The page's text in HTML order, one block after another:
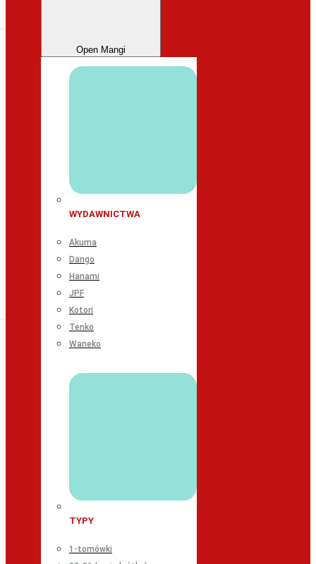
Open Mangi
WYDAWNICTWA
Akuma
Dango
Hanami
JPF
Kotori
Tenko
Waneko
TYPY
1-tomówki